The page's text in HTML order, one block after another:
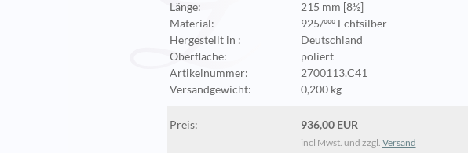
Länge:
215 mm [8½]
Material:
925/ººº Echtsilber
Hergestellt in :
Deutschland
Oberfläche:
poliert
Artikelnummer:
2700113.C41
Versandgewicht:
0,200 kg
Preis: 936,00 EUR
incl Mwst. und zzgl. Versand